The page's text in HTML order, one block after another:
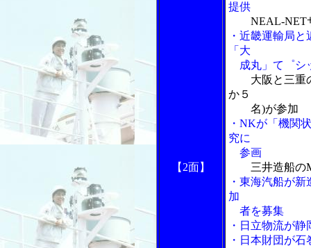
【2面】
提供
NEAL-NET
・近畿運輸局
「大
成丸」て゜シ
大阪と三重
か５
名)が参加
・NKが「機関
究に
参画
三井造船の
・東海汽船が
加
者を募集
・日立物流が
・日本財団が